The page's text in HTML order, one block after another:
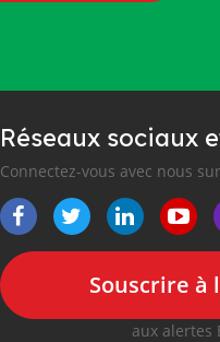
Réseaux sociaux
Connectez-vous avec nous
Souscrire à
aux alertes